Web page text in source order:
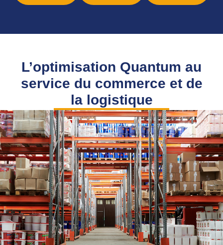
L’optimisation Quantum au
service du commerce et de
la logistique